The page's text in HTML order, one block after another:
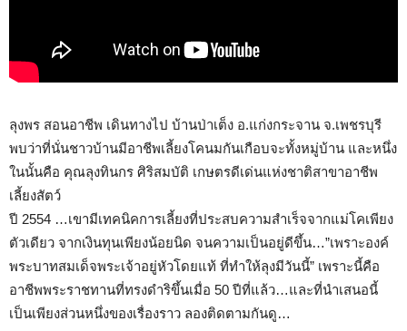
ลุงพร สอนอาชีพ เดินทางไป บ้านป่าเต็ง อ.แก่งกระจาน จ.เพชรบุรี
พบว่าที่นั่นชาวบ้านมีอาชีพเลี้ยงโคนมกันเ­กือบจะทั้งหมู่บ้าน และหนึ่ง
ในนั้นคือ คุณลุงทินกร ศิริสมบัติ เกษตรดีเด่นแห่งชาติสาขาอาชีพ
เลี้ยงสัตว์
ปี 2554 …เขามีเทคนิคการเลี้ยงที่ประสบความสำเร็­จจากแม่โคเพียง
ตัวเดียว จากเงินทุนเพียงน้อยนิด จนความเป็นอยู่ดีขึ้น…”เพราะองค์
พระบาทส­มเด็จพระเจ้าอยู่หัวโดยแท้ ที่ทำให้ลุงมีวันนี้” เพราะนี้คือ
อาชีพพระราชทานที่ทรงดำริขึ้นเ­มื่อ 50 ปีที่แล้ว…และที่นำเสนอนี้
เป็นเพียงส่วน­หนึ่งของเรื่องราว ลองติดตามกันดู…